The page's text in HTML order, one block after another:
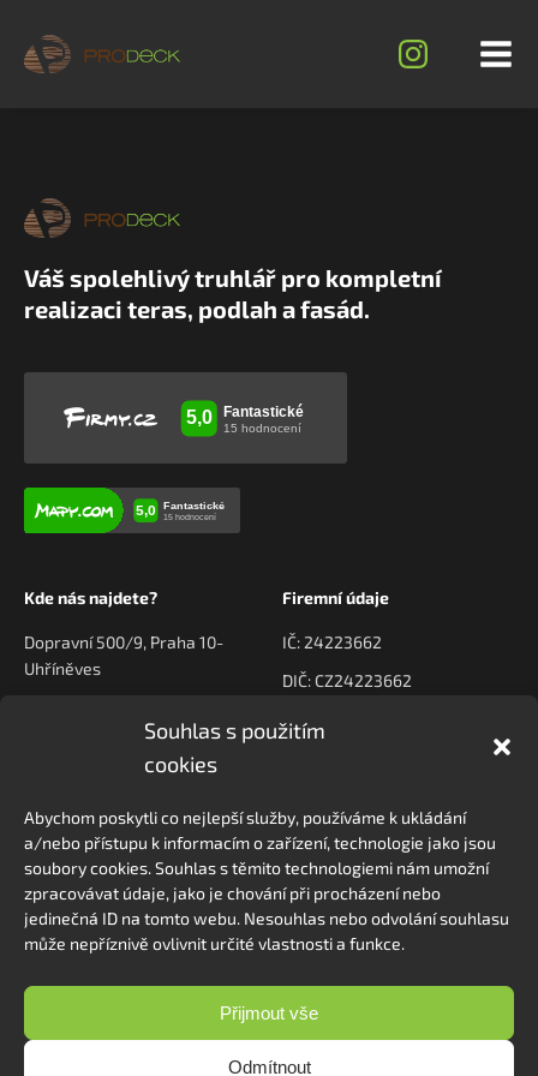
Souhlas s použitím
cookies
Abychom poskytli co nejlepší služby, používáme k ukládání
a/nebo přístupu k informacím o zařízení, technologie jako jsou
soubory cookies. Souhlas s těmito technologiemi nám umožní
zpracovávat údaje, jako je chování při procházení nebo
jedinečná ID na tomto webu. Nesouhlas nebo odvolání souhlasu
může nepříznivě ovlivnit určité vlastnosti a funkce.
Přijmout vše
Odmítnout
Váš spolehlivý truhlář pro kompletní
realizaci teras, podlah a fasád.
Kde nás najdete?
Dopravní 500/9, Praha 10-
Uhříněves
Firemní údaje
IČ: 24223662
DIČ: CZ24223662
Kontaktujte nás
+420 778 222 800
Navigace
O nás
Kontakt